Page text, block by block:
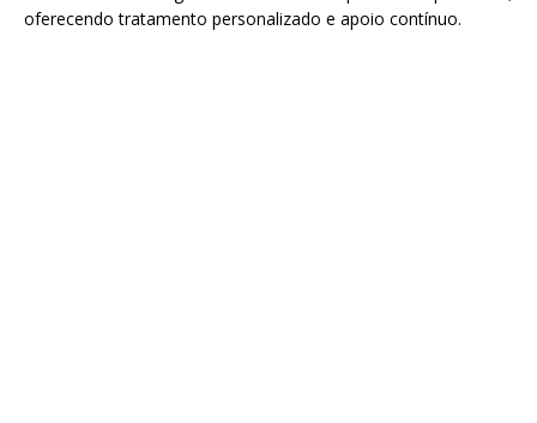
oferecendo tratamento personalizado e apoio contínuo.